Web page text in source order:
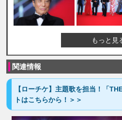
もっと見
関連情報
【ローチケ】主題歌を担当！「
トはこちらから！＞＞